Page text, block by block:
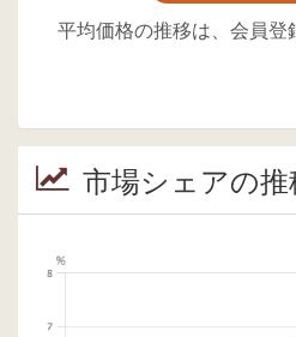
平均価格の推移は、会員
市場シェアの推